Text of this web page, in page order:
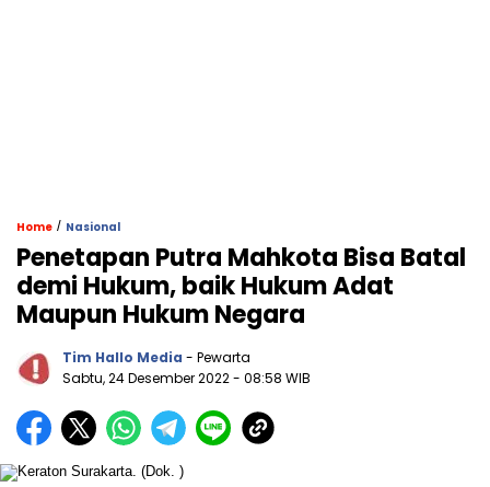
Home / Nasional
Penetapan Putra Mahkota Bisa Batal
demi Hukum, baik Hukum Adat
Maupun Hukum Negara
Tim Hallo Media - Pewarta
Sabtu, 24 Desember 2022- 08:58 WIB